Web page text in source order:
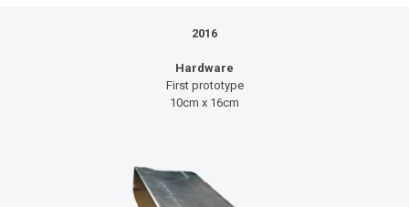
2016
Hardware
First prototype
10cm x 16cm